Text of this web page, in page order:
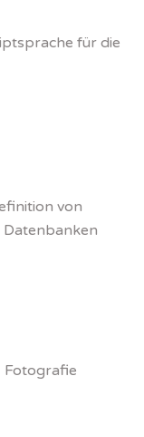
für die
von
Fotografie